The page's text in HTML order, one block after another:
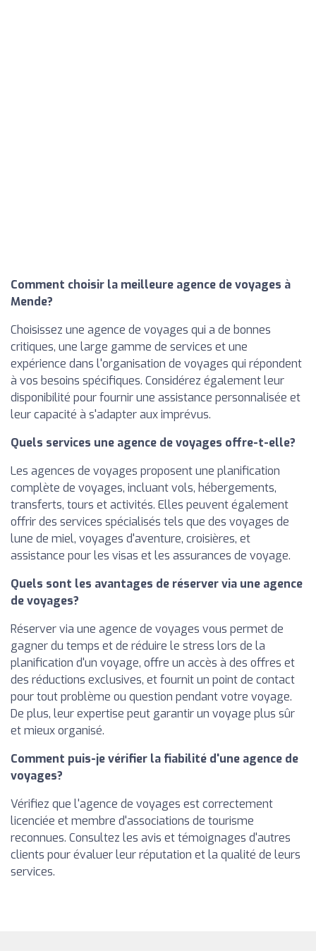
Comment choisir la meilleure agence de voyages à
Mende?
Choisissez une agence de voyages qui a de bonnes
critiques, une large gamme de services et une
expérience dans l'organisation de voyages qui répondent
à vos besoins spécifiques. Considérez également leur
disponibilité pour fournir une assistance personnalisée et
leur capacité à s'adapter aux imprévus.
Quels services une agence de voyages offre-t-elle?
Les agences de voyages proposent une planification
complète de voyages, incluant vols, hébergements,
transferts, tours et activités. Elles peuvent également
offrir des services spécialisés tels que des voyages de
lune de miel, voyages d'aventure, croisières, et
assistance pour les visas et les assurances de voyage.
Quels sont les avantages de réserver via une agence
de voyages?
Réserver via une agence de voyages vous permet de
gagner du temps et de réduire le stress lors de la
planification d'un voyage, offre un accès à des offres et
des réductions exclusives, et fournit un point de contact
pour tout problème ou question pendant votre voyage.
De plus, leur expertise peut garantir un voyage plus sûr
et mieux organisé.
Comment puis-je vérifier la fiabilité d'une agence de
voyages?
Vérifiez que l'agence de voyages est correctement
licenciée et membre d'associations de tourisme
reconnues. Consultez les avis et témoignages d'autres
clients pour évaluer leur réputation et la qualité de leurs
services.